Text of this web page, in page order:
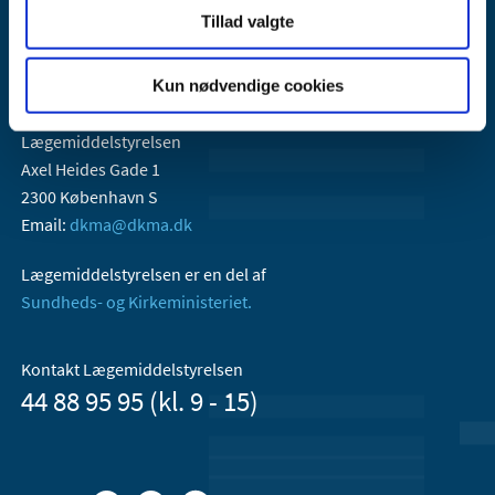
Tillad valgte
Kun nødvendige cookies
Lægemiddelstyrelsen
Axel Heides Gade 1
2300 København S
Email: dkma@dkma.dk
Lægemiddelstyrelsen er en del af
Sundheds- og Kirkeministeriet.
Kontakt Lægemiddelstyrelsen
44 88 95 95 (kl. 9 - 15)